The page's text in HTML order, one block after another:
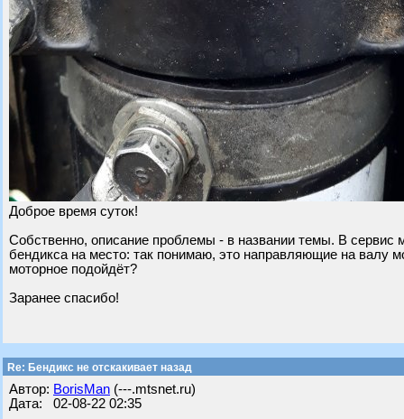
Доброе время суток!
Собственно, описание проблемы - в названии темы. В сервис
бендикса на место: так понимаю, это направляющие на валу
моторное подойдёт?
Заранее спасибо!
Re: Бендикс не отскакивает назад
Автор: BorisMan (---.mtsnet.ru)
Дата: 02-08-22 02:35